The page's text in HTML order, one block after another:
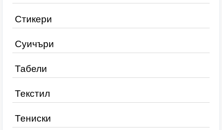
Стикери
Суичъри
Табели
Текстил
Тениски